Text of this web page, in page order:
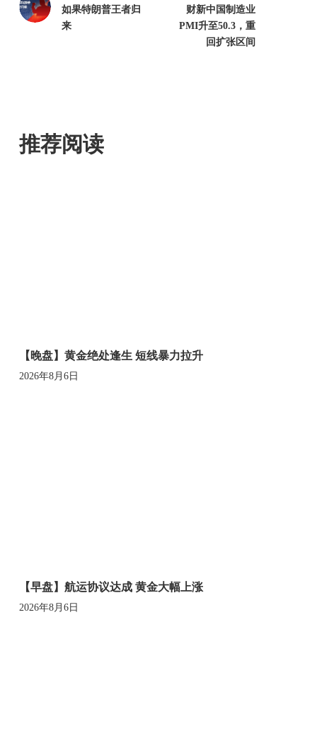
如果特朗普王者归
来
财新中国制造业
PMI升至50.3，重
回扩张区间
推荐阅读
【晚盘】黄金绝处逢生 短线暴力拉升
2026年8月6日
【早盘】航运协议达成 黄金大幅上涨
2026年8月6日